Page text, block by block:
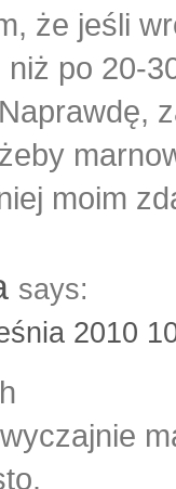
że jeśli
po 20-
moim
says:
2010